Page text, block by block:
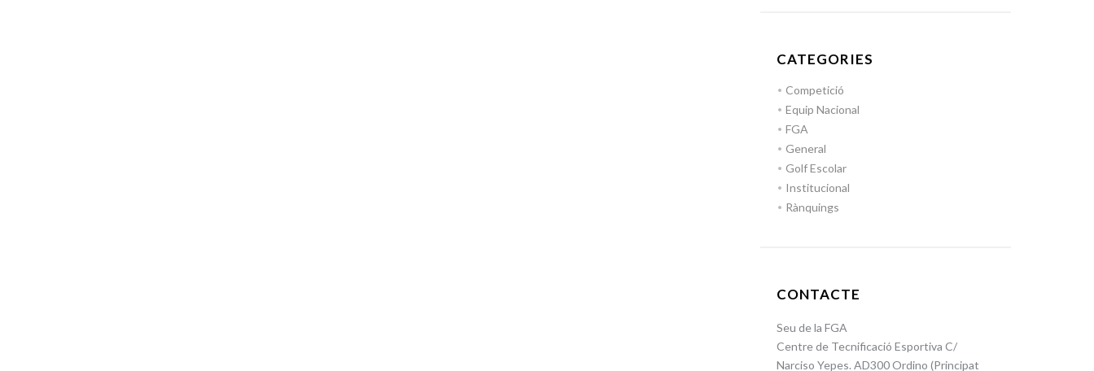
CATEGORIES
Competició
Equip Nacional
FGA
General
Golf Escolar
Institucional
Rànquings
CONTACTE
Seu de la FGA
Centre de Tecnificació Esportiva C/
Narciso Yepes. AD300 Ordino (Principat